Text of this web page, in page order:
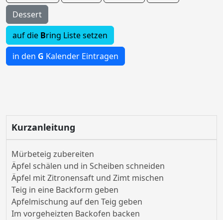
Dessert
auf die Bring Liste setzen
in den G Kalender Eintragen
Kurzanleitung
Mürbeteig zubereiten
Äpfel schälen und in Scheiben schneiden
Äpfel mit Zitronensaft und Zimt mischen
Teig in eine Backform geben
Apfelmischung auf den Teig geben
Im vorgeheizten Backofen backen